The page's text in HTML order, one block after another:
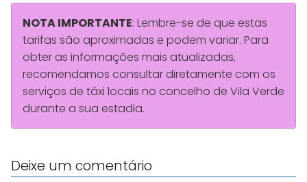
NOTA IMPORTANTE: Lembre-se de que estas
tarifas são aproximadas e podem variar. Para
obter as informações mais atualizadas,
recomendamos consultar diretamente com os
serviços de táxi locais no concelho de Vila Verde
durante a sua estadia.
Deixe um comentário